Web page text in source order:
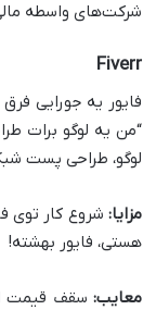
شرکت‌های واسطه
Fiverr
لوگو، طراحی پست
مزایا: شروع کار توی
هستی، فایور بهشته!
معایب: سقف قیمت